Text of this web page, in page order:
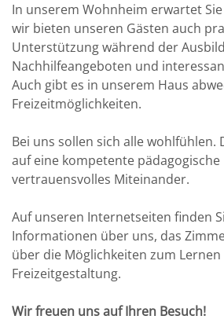
In unserem Wohnheim erwartet
wir bieten unseren Gästen auch
Unterstützung während der
Nachhilfeangeboten und
Auch gibt es in unserem Haus
Freizeitmöglichkeiten.
Bei uns sollen sich alle wohlfühlen.
auf eine kompetente
vertrauensvolles Miteinander.
Auf unseren Internetseiten finden
Informationen über uns, das
über die Möglichkeiten zum
Freizeitgestaltung.
Wir freuen uns auf Ihren Besuch!